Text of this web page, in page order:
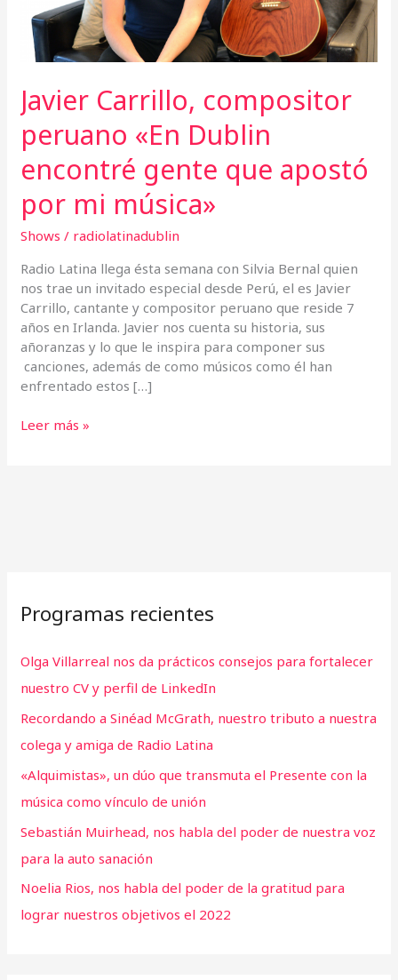
Javier Carrillo, compositor
peruano «En Dublin
encontré gente que apostó
por mi música»
Shows / radiolatinadublin
Radio Latina llega ésta semana con Silvia Bernal quien
nos trae un invitado especial desde Perú, el es Javier
Carrillo, cantante y compositor peruano que reside 7
años en Irlanda. Javier nos cuenta su historia, sus
añoranzas y lo que le inspira para componer sus
canciones, además de como músicos como él han
enfrentado estos […]
apostó
por
mi
música»
Leer más »
Programas recientes
Olga Villarreal nos da prácticos consejos para fortalecer
nuestro CV y perfil de LinkedIn
Recordando a Sinéad McGrath, nuestro tributo a nuestra
colega y amiga de Radio Latina
«Alquimistas», un dúo que transmuta el Presente con la
música como vínculo de unión
Sebastián Muirhead, nos habla del poder de nuestra voz
para la auto sanación
Noelia Rios, nos habla del poder de la gratitud para
lograr nuestros objetivos el 2022